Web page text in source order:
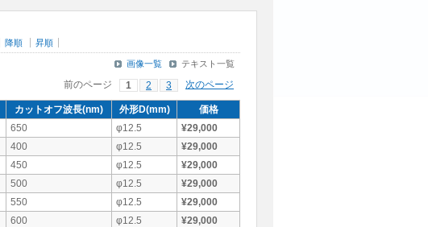
降順 昇順
画像一覧 テキスト一覧
前のページ 1 2 3 次のページ
カットオフ波長(nm) 外形D(mm) 価格
650 φ12.5 ¥29,000
400 φ12.5 ¥29,000
450 φ12.5 ¥29,000
500 φ12.5 ¥29,000
550 φ12.5 ¥29,000
600 φ12.5 ¥29,000